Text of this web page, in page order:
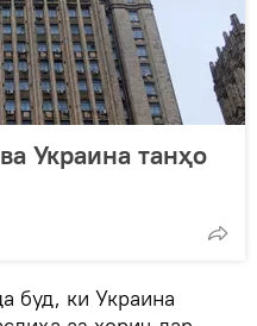
Украина танҳо
буд, ки Украина